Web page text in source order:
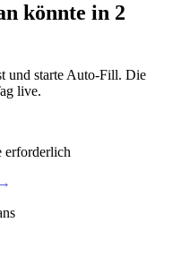
könnte in 2
und starte Auto-Fill. Die
live.
erforderlich
→